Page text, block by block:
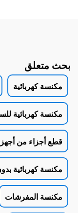
بحث متعلق
مكنسة كهربائية
مكنسة كهربائية
قطع أجزاء من
مكنسة كهربائية
مكنسة المفرشات